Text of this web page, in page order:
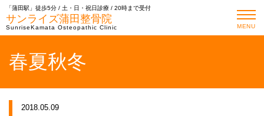
「蒲田駅」徒歩5分 / 土・日・祝日診療 / 20時まで受付
サンライズ蒲田整骨院
SunriseKamata Osteopathic Clinic MENU
春夏秋冬
2018.05.09